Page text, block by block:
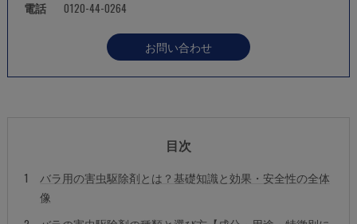
電話
0120-44-0264
お問い合わせ
目次
バラ用の害虫駆除剤とは？基礎知識と効果・安全性の全体
像